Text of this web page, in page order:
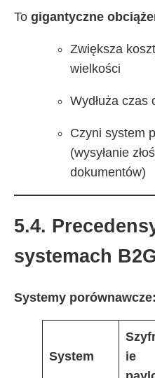
To gigantyczne
Zwiększa
wielkości
Wydłuża czas
Czyni system
(wysyłanie
dokumentów)
5.4.
systemach
Systemy porównawcze:
System
ie